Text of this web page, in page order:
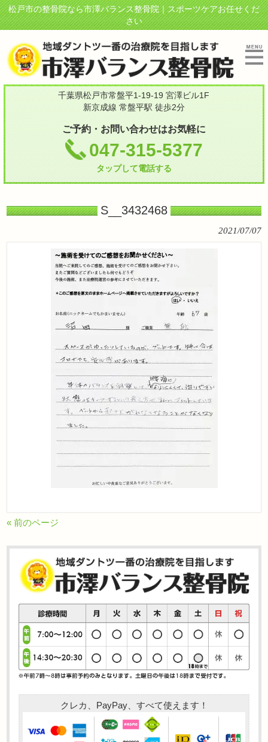
松戸市の整骨院なら市澤バランス整骨院｜スポーツケアお任せくだ
さい
千葉県松戸市常盤平1-19-19 宮澤ビル1F
新京成線 常盤平駅 徒歩2分
ご予約・お問い合わせはお気軽に
047-315-5377
タップして電話する
S__3432468
2021/07/07
« 前のページ
クレカ、PayPay、すべて使えます！